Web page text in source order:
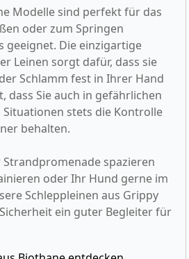
Modelle sind perfekt für das
oder zum Springen
geeignet. Die einzigartige
Leinen sorgt dafür, dass sie
Schlamm fest in Ihrer Hand
dass Sie auch in gefährlichen
stets die Kontrolle
behalten.
Strandpromenade spazieren
oder Ihr Hund gerne im
Schleppleinen aus Grippy
ein guter Begleiter für